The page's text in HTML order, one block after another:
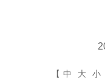
【 中 大 小